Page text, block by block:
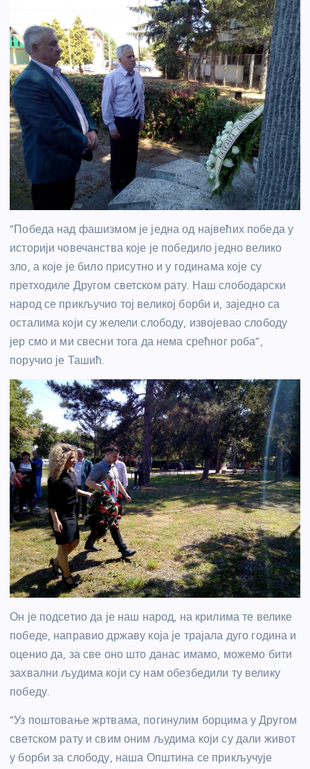
“Победа над фашизмом је једна од највећих победа у
историји човечанства које је победило једно велико
зло, а које је било присутно и у годинама које су
претходиле Другом светском рату. Наш слободарски
народ се прикључио тој великој борби и, заједно са
осталима који су желели слободу, извојевао слободу
јер смо и ми свесни тога да нема срећног роба”,
поручио је Ташић.
Он је подсетио да је наш народ, на крилима те велике
победе, направио државу која је трајала дуго година и
оценио да, за све оно што данас имамо, можемо бити
захвални људима који су нам обезбедили ту велику
победу.
“Уз поштовање жртвама, погинулим борцима у Другом
светском рату и свим оним људима који су дали живот
у борби за слободу, наша Општина се прикључује